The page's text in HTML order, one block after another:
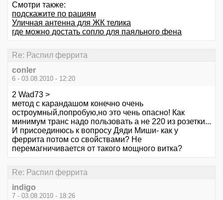
Смотри также:
подскажите по рациям
Уличная антенна для ЖК телика
где можно достать сопло для паяльного фена
Re: Распил феррита
conler
6 - 03.08.2010 - 12:20
2 Wad73 >
метод с карандашом конечно очень
остроумный,попробую,но это чень опасно! Как
минимум транс надо пользовать а не 220 из розетки...
И присоединюсь к вопросу Дяди Миши- как у
феррита потом со свойствами? Не
перемагничивается от такого мощного витка?
Re: Распил феррита
indigo
7 - 03.08.2010 - 18:26